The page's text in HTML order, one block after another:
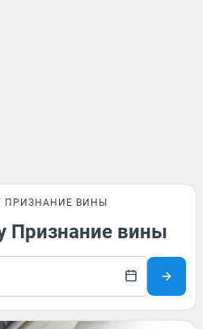
ПРИЗНАНИЕ ВИНЫ
Признание вины